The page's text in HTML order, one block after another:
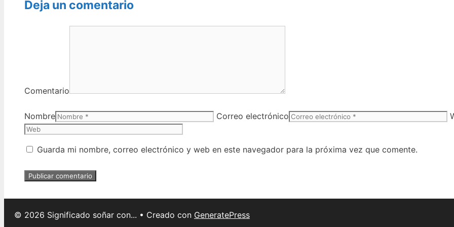
Deja un comentario
Comentario
Nombre Correo electrónico
Guarda mi nombre, correo electrónico y web en este navegador para la próxima vez que comente.
© 2026 Significado soñar con... • Creado con GeneratePress